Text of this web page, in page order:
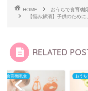
HOME
おうちで食育/離
【悩み解消】子供のため
RELATED
で食育/離乳食 おうち